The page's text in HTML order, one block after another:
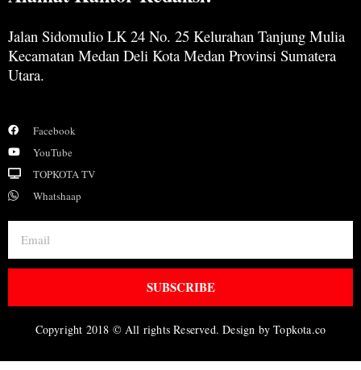
Jalan Sidomulio LK 24 No. 25 Kelurahan Tanjung Mulia
Kecamatan Medan Deli Kota Medan Provinsi Sumatera
Utara.
Facebook
YouTube
TOPKOTA TV
Whatshaap
SUBSCRIBE
Copyright 2018 © All rights Reserved. Design by Topkota.co